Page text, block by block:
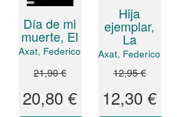
Día de mi
muerte, El
Axat, Federico
21,90 €
20,80 €
Hija
ejemplar,
La
Axat, Federico
12,95 €
12,30 €